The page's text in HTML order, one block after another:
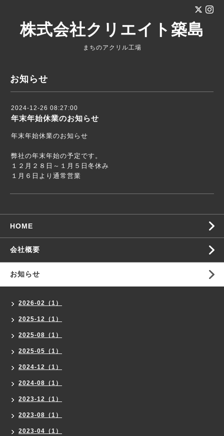
株式会社クリエイト築島
まちのアクリル工場
お知らせ
2024-12-26 08:27:00
年末年始休業のお知らせ
年末年始休業のお知らせ
弊社の年末年始の予定です。
１２月２８日～１月５日冬休み
１月６日より通常営業
HOME
会社概要
お知らせ
2026-02（1）
2025-12（1）
2025-08（1）
2025-05（1）
2024-12（1）
2024-08（1）
2023-12（1）
2023-08（1）
2023-04（1）